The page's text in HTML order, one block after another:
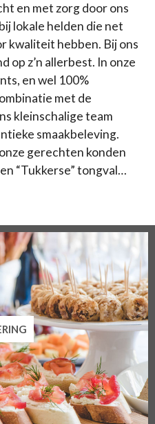
en met zorg door ons
lokale helden die net
kwaliteit hebben. Bij ons
op z’n allerbest. In onze
en wel 100%
met de
kleinschalige team
smaakbeleving.
gerechten konden
“Tukkerse” tongval…